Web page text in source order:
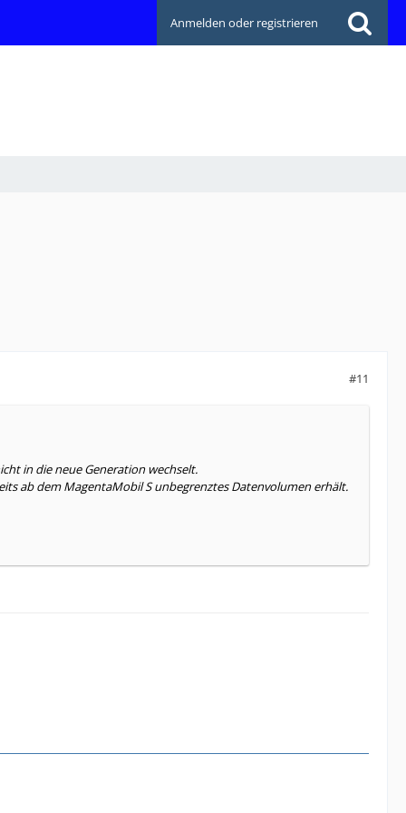
Anmelden oder registrieren
#11
in die neue Generation wechselt.
ab dem MagentaMobil S unbegrenztes Datenvolumen erhält.